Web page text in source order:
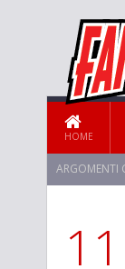
HOME
ARGOMENTI